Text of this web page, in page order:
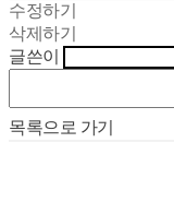
수정하기
삭제하기
글쓴이
목록으로 가기